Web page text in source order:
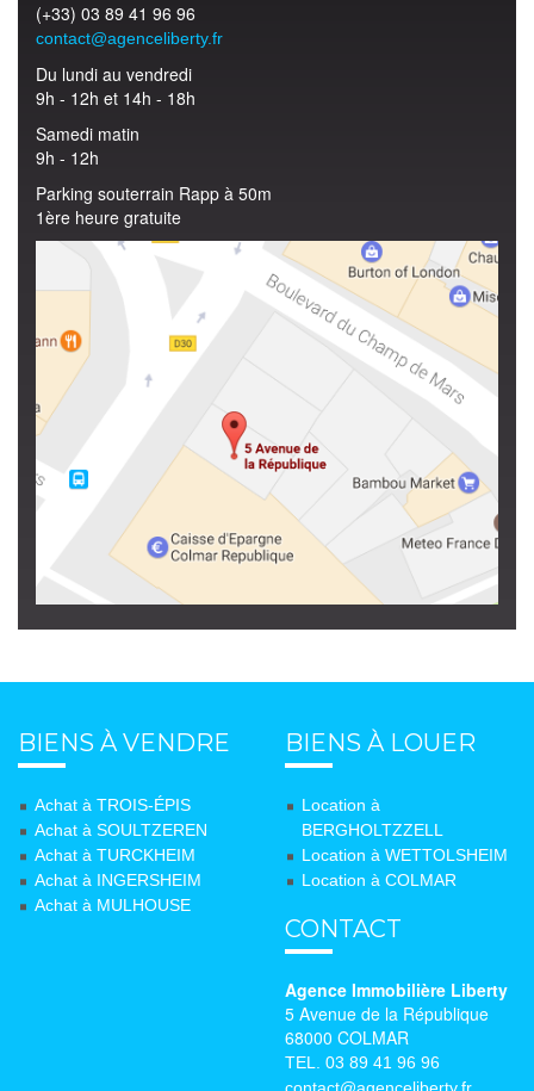
(+33) 03 89 41 96 96
contact@agenceliberty.fr
Du lundi au vendredi
9h - 12h et 14h - 18h
Samedi matin
9h - 12h
Parking souterrain Rapp à 50m
1ère heure gratuite
BIENS À VENDRE
Achat à TROIS-ÉPIS
Achat à SOULTZEREN
Achat à TURCKHEIM
Achat à INGERSHEIM
Achat à MULHOUSE
BIENS À LOUER
Location à
BERGHOLTZZELL
Location à WETTOLSHEIM
Location à COLMAR
CONTACT
Agence Immobilière Liberty
5 Avenue de la République
68000 COLMAR
TEL. 03 89 41 96 96
contact@agenceliberty.fr